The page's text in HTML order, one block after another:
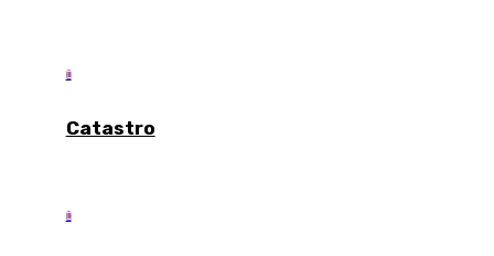

Catastro
